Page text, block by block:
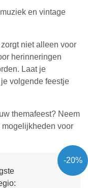
en vintage
niet alleen voor
herinneringen
Laat je
volgende feestje
themafeest? Neem
mogelijkheden voor
-20%